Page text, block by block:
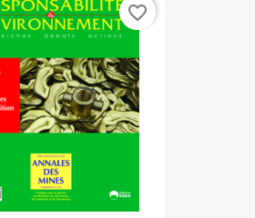
favorite_border